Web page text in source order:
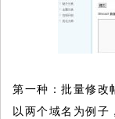
第一种：批量修改
以两个域名为例